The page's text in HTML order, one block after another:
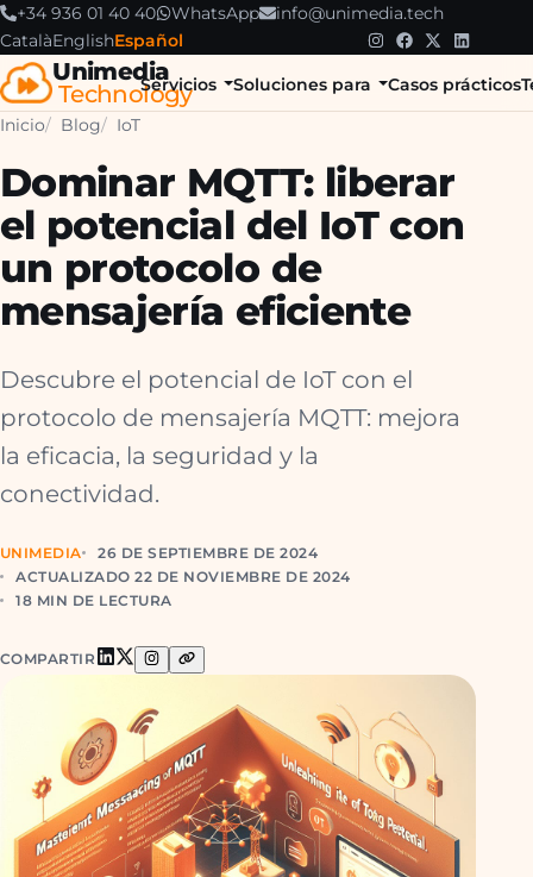
+34 936 01 40 40 WhatsApp
info@unimedia.tech
CatalàEnglishEspañol
Unimedia
Technology
Servicios Soluciones para Casos prácticos
Inicio Blog IoT
Dominar MQTT: liberar
el potencial del IoT con
un protocolo de
mensajería eficiente
Descubre el potencial de IoT con el
protocolo de mensajería MQTT: mejora
la eficacia, la seguridad y la
conectividad.
UNIMEDIA
26 DE SEPTIEMBRE DE 2024
ACTUALIZADO 22 DE NOVIEMBRE DE 2024
18 MIN DE LECTURA
COMPARTIR